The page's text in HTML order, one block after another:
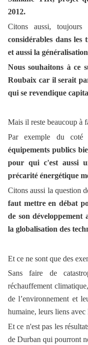
2012.
Citons aussi, toujours
considérables dans
et aussi la
Nous souhaitons à ce
Roubaix car il serait
qui se revendique
Mais il reste beaucoup à
Par exemple du
équipements publics
pour qui c'est aussi
précarité énergétique
Citons aussi la question
faut mettre en débat
de son
la globalisation des
Et ce ne sont que des
Sans faire de
réchauffement
de l’environnement et
humaine, leurs liens
Et ce n'est pas les
de Durban qui pourront